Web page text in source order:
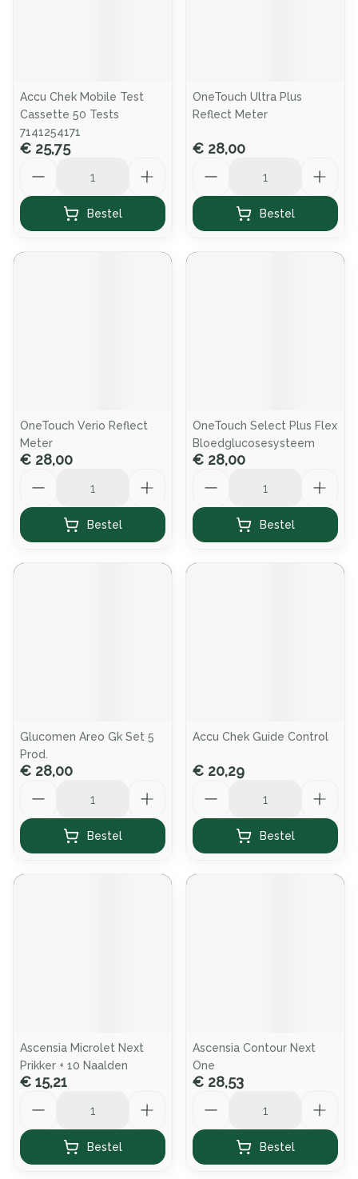
Accu Chek Mobile Test
Cassette 50 Tests
7141254171
€ 25,75
Bestel
OneTouch Ultra Plus
Reflect Meter
€ 28,00
Bestel
OneTouch Verio Reflect
Meter
€ 28,00
Bestel
OneTouch Select Plus Flex
Bloedglucosesysteem
€ 28,00
Bestel
Glucomen Areo Gk Set 5
Prod.
€ 28,00
Bestel
Accu Chek Guide Control
€ 20,29
Bestel
Ascensia Microlet Next
Prikker + 10 Naalden
€ 15,21
Bestel
Ascensia Contour Next
One
€ 28,53
Bestel